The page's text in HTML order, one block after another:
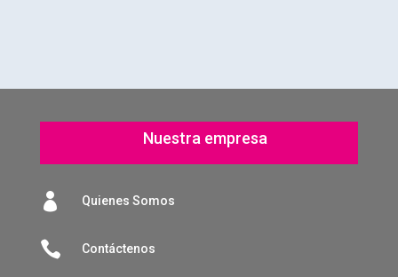
Nuestra empresa
 Quienes Somos
 Contáctenos